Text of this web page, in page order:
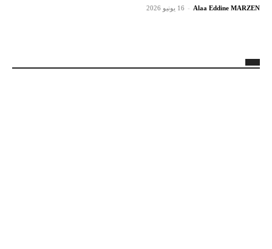
Alaa Eddine MARZEN
- 16 يونيو 2026